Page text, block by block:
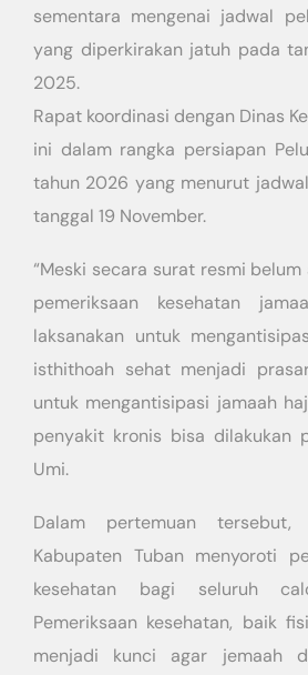
sementara mengenai jadwal
yang diperkirakan jatuh pada
2025.
Rapat koordinasi dengan Dinas
ini dalam rangka persiapan
tahun 2026 yang menurut
tanggal 19 November.
“Meski secara surat resmi
pemeriksaan kesehatan
laksanakan untuk
isthithoah sehat menjadi
untuk mengantisipasi jamaah
penyakit kronis bisa dilakukan
Umi.
Dalam pertemuan tersebut,
Kabupaten Tuban menyoroti
kesehatan bagi seluruh
Pemeriksaan kesehatan, baik
menjadi kunci agar jemaah